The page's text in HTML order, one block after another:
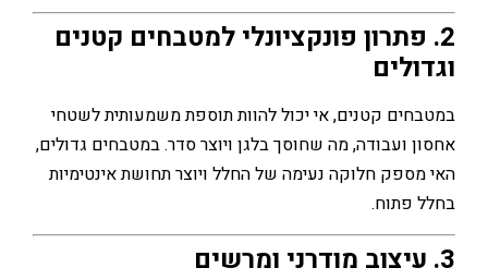
פונקציונלי למטבחים קטנים
קטנים, אי יכול להוות תוספת משמעותית לשטחי
ועבודה, מה שחוסך בלגן ויוצר סדר. במטבחים גדולים,
חלוקה נעימה של החלל ויוצר תחושת אינטימיות
פתוח.